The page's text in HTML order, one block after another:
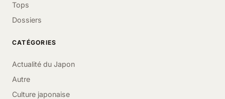
Tops
Dossiers
CATÉGORIES
Actualité du Japon
Autre
Culture japonaise